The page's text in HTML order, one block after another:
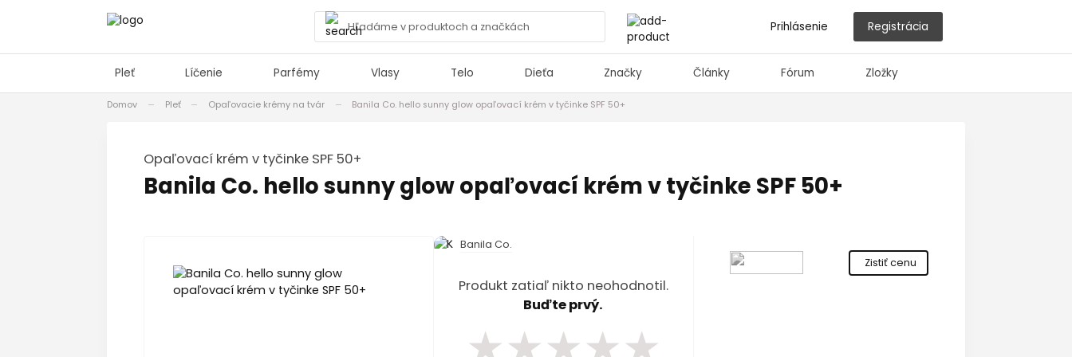
Prihlásenie Registrácia
Pleť Líčenie Parfémy Vlasy Telo Dieťa Značky Články Fórum Zložky
Domov Pleť Opaľovacie krémy na tvár Banila Co. hello sunny glow opaľovací krém v tyčinke SPF 50+
opaľovací krém v tyčinke SPF 50+
Banila Co. hello sunny glow opaľovací krém v tyčinke SPF 50+
Banila Co.
Produkt zatiaľ nikto neohodnotil.
Buďte prvý.
Zistiť cenu